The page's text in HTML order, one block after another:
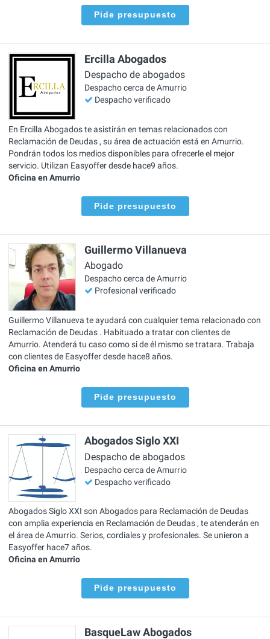
Pide presupuesto
Ercilla Abogados
Despacho de abogados
Despacho cerca de Amurrio
Despacho verificado
En Ercilla Abogados te asistirán en temas relacionados con
Reclamación de Deudas , su área de actuación está en Amurrio.
Pondrán todos los medios disponibles para ofrecerle el mejor
servicio. Utilizan Easyoffer desde hace9 años.
Oficina en Amurrio
Pide presupuesto
Guillermo Villanueva
Abogado
Despacho cerca de Amurrio
Profesional verificado
Guillermo Villanueva te ayudará con cualquier tema relacionado con
Reclamación de Deudas . Habituado a tratar con clientes de
Amurrio. Atenderá tu caso como si de él mismo se tratara. Trabaja
con clientes de Easyoffer desde hace8 años.
Oficina en Amurrio
Pide presupuesto
Abogados Siglo XXI
Despacho de abogados
Despacho cerca de Amurrio
Despacho verificado
Abogados Siglo XXI son Abogados para Reclamación de Deudas
con amplia experiencia en Reclamación de Deudas , te atenderán en
el área de Amurrio. Serios, cordiales y profesionales. Se unieron a
Easyoffer hace7 años.
Oficina en Amurrio
Pide presupuesto
BasqueLaw Abogados